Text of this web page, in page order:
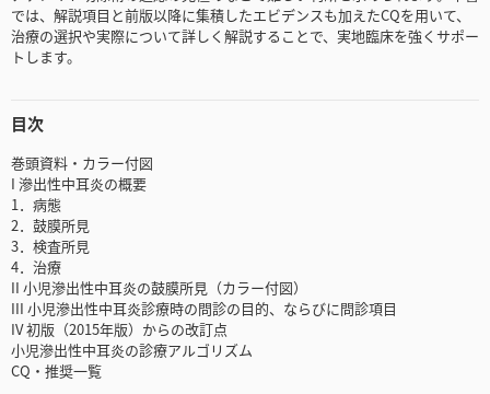
では、解説項目と前版以降に集積したエビデンスも加えたCQを用いて、
治療の選択や実際について詳しく解説することで、実地臨床を強くサポー
トします。
目次
巻頭資料・カラー付図
I 滲出性中耳炎の概要
1．病態
2．鼓膜所見
3．検査所見
4．治療
II 小児滲出性中耳炎の鼓膜所見（カラー付図）
III 小児滲出性中耳炎診療時の問診の目的、ならびに問診項目
IV 初版（2015年版）からの改訂点
小児滲出性中耳炎の診療アルゴリズム
CQ・推奨一覧